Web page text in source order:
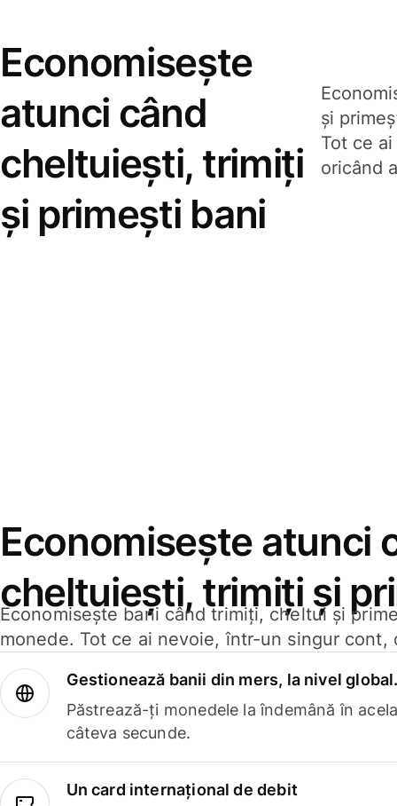
Economisește
atunci când
cheltuiești, trimiți
și primești bani
și
Tot ce
oricând
Economisește atunci
cheltuiești, trimiți și
Economisește bani când trimiți, cheltui și
monede. Tot ce ai nevoie, într-un singur cont,
Gestionează banii din mers, la nivel
Păstrează-ți monedele la îndemână în
câteva secunde.
Un card internațional de debit